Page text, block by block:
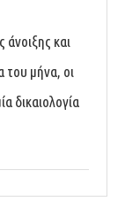
άνοιξης και
μήνα, οι
δικαιολογία